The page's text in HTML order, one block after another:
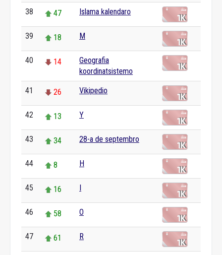
38 47 Islama kalendaro
39 18 M
40 14
Geografia
koordinatsistemo
41 26 Vikipedio
42 13 Y
43 34 28-a de septembro
44 8 H
45 16 I
46 58 O
47 61 R